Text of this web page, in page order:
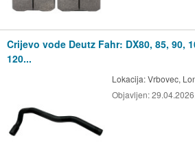
Crijevo vode Deutz Fahr: DX80, 85, 90,
120...
Lokacija:Vrbovec,
Objavljen:29.04.2026.